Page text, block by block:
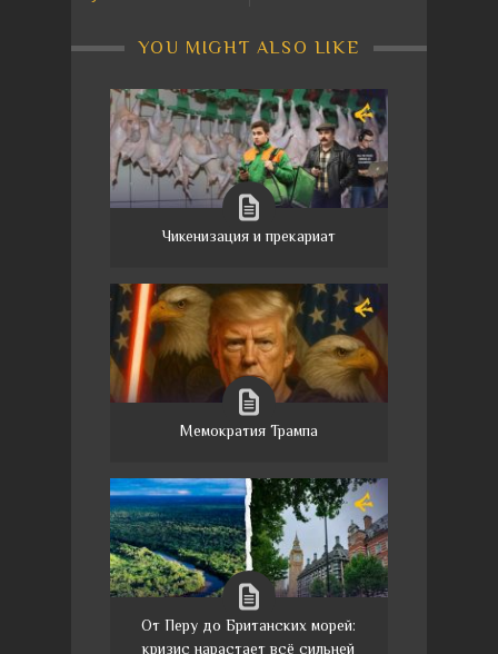
YOU MIGHT ALSO LIKE
Чикенизация и прекариат
Мемократия Трампа
От Перу до Британских морей:
кризис нарастает всё сильней